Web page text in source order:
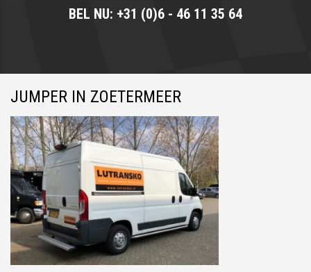
BEL NU: +31 (0)6 - 46 11 35 64
JUMPER IN ZOETERMEER